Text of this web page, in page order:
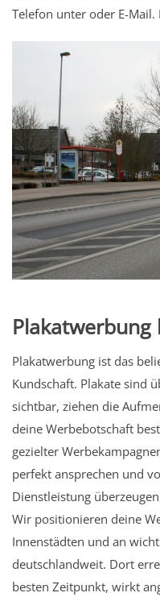
Telefon unter oder E-Mail.
Plakatwerbung ist das
Kundschaft. Plakate sind
sichtbar, ziehen die
deine Werbebotschaft
gezielter
perfekt ansprechen und
Dienstleistung
Wir positionieren deine
Innenstädten und an
deutschlandweit. Dort
besten Zeitpunkt, wirkt